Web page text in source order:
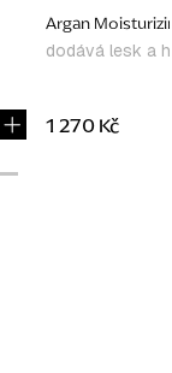
Argan
dodává lesk a
1 270 Kč